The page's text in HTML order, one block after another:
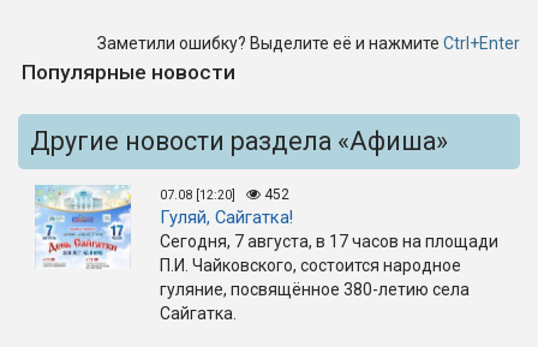
Заметили ошибку? Выделите её и нажмите Ctrl+Enter
Популярные новости
Другие новости раздела «Афиша»
07.08 [12:20] 452
Гуляй, Сайгатка!
Сегодня, 7 августа, в 17 часов на площади
П.И. Чайковского, состоится народное
гуляние, посвящённое 380-летию села
Сайгатка.